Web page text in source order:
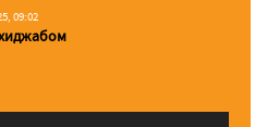
09:02